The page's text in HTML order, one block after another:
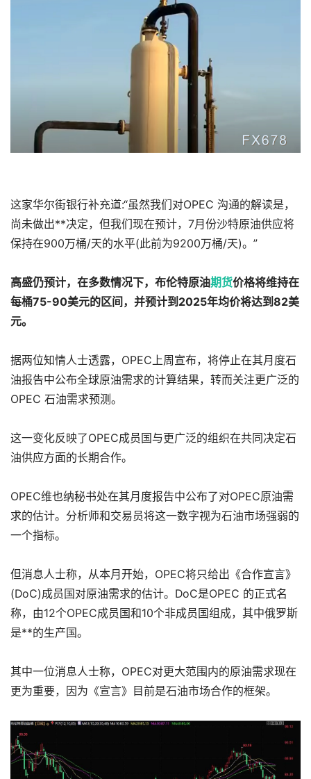
这家华尔街银行补充道:“虽然我们对OPEC 沟通的解读是，
尚未做出**决定，但我们现在预计，7月份沙特原油供应将
保持在900万桶/天的水平(此前为9200万桶/天)。”
高盛仍预计，在多数情况下， 布伦特原油期货价格将维持在
每桶75-90美元的区间，并预计到2025年均价将达到82美
元。
据两位知情人士透露，OPEC上周宣布，将停止在其月度石
油报告中公布全球原油需求的计算结果，转而关注更广泛的
OPEC 石油需求预测。
这一变化反映了OPEC成员国与更广泛的组织在共同决定石
油供应方面的长期合作。
OPEC维也纳秘书处在其月度报告中公布了对OPEC原油需
求的估计。分析师和交易员将这一数字视为石油市场强弱的
一个指标。
但消息人士称，从本月开始，OPEC将只给出《合作宣言》
(DoC)成员国对原油需求的估计。DoC是OPEC 的正式名
称，由12个OPEC成员国和10个非成员国组成，其中俄罗斯
是**的生产国。
其中一位消息人士称，OPEC对更大范围内的原油需求现在
更为重要，因为《宣言》目前是石油市场合作的框架。